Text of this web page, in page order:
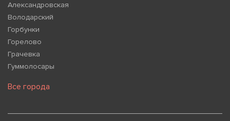
Александровская
Володарский
Горбунки
Горелово
Грачевка
Гуммолосары
Все города